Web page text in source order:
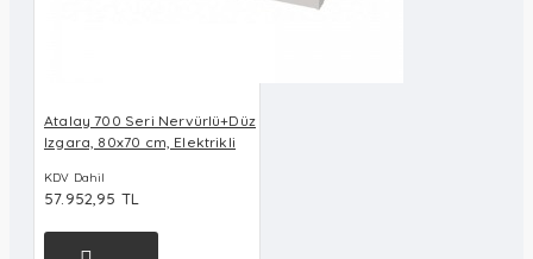
Atalay 700 Seri Nervürlü+Düz
Izgara, 80x70 cm, Elektrikli
KDV Dahil
57.952,95 TL